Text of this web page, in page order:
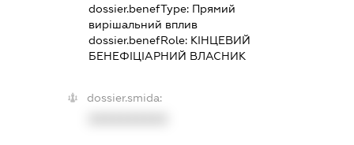
dossier.benefType: Прямий
вирішальний вплив
dossier.benefRole: КІНЦЕВИЙ
БЕНЕФІЦІАРНИЙ ВЛАСНИК
dossier.smida: